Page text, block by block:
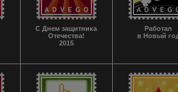
С Днем защитника
Отечества!
2015
Работал
в Новый